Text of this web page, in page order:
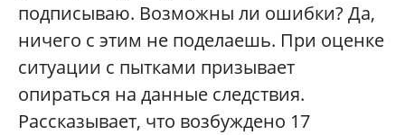
подписываю. Возможны ли ошибки? Да,
ничего с этим не поделаешь. При оценке
ситуации с пытками призывает
опираться на данные следствия.
Рассказывает, что возбуждено 17